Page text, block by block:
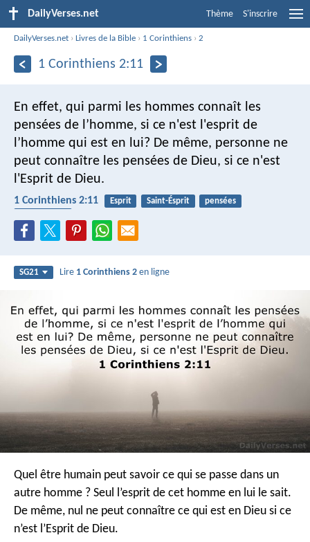
DailyVerses.net Thème S'inscrire
DailyVerses.net ›Livres de la Bible › 1 Corinthiens ›2
1 Corinthiens 2:11
En effet, qui parmi les hommes connaît les
pensées de l’homme, si ce n'est l'esprit de
l’homme qui est en lui? De même, personne ne
peut connaître les pensées de Dieu, si ce n'est
l'Esprit de Dieu.
1 Corinthiens 2:11 Esprit Saint-Ésprit
pensées
SG21 Lire 1 Corinthiens 2 en ligne
Quel être humain peut savoir ce qui se passe dans un
autre homme ? Seul l’esprit de cet homme en lui le sait.
De même, nul ne peut connaître ce qui est en Dieu si ce
n’est l’Esprit de Dieu.